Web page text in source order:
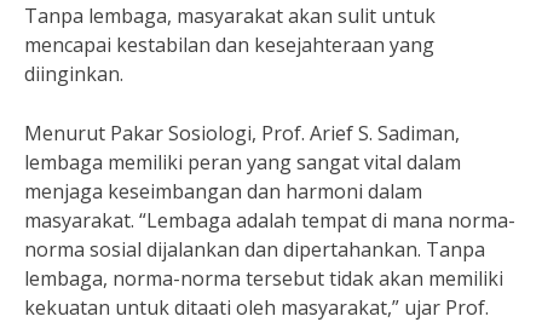
Tanpa lembaga, masyarakat akan sulit untuk
mencapai kestabilan dan kesejahteraan yang
diinginkan.
Menurut Pakar Sosiologi, Prof. Arief S. Sadiman,
lembaga memiliki peran yang sangat vital dalam
menjaga keseimbangan dan harmoni dalam
masyarakat. “Lembaga adalah tempat di mana norma-
norma sosial dijalankan dan dipertahankan. Tanpa
lembaga, norma-norma tersebut tidak akan memiliki
kekuatan untuk ditaati oleh masyarakat,” ujar Prof.